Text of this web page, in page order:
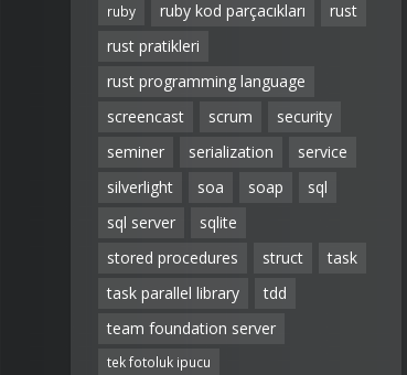
ruby ruby kod parçacıkları
rust
rust pratikleri
rust programming language
screencast
scrum
security
seminer
serialization
service
silverlight
soa soap
sql
sql server
sqlite
stored procedures
struct
task
task parallel library
tdd
team foundation server
tek fotoluk ipucu